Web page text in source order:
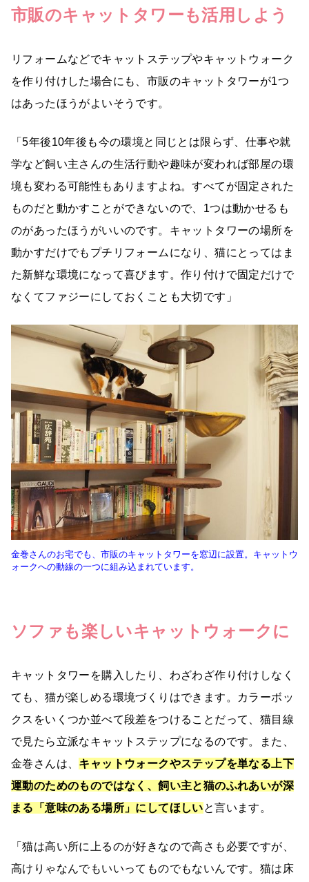
市販のキャットタワーも活用しよう
リフォームなどでキャットステップやキャットウォーク
を作り付けした場合にも、市販のキャットタワーが1つ
はあったほうがよいそうです。
「5年後10年後も今の環境と同じとは限らず、仕事や就
学など飼い主さんの生活行動や趣味が変われば部屋の環
境も変わる可能性もありますよね。すべてが固定された
ものだと動かすことができないので、1つは動かせるも
のがあったほうがいいのです。キャットタワーの場所を
動かすだけでもプチリフォームになり、猫にとってはま
た新鮮な環境になって喜びます。作り付けで固定だけで
なくてファジーにしておくことも大切です」
金巻さんのお宅でも、市販のキャットタワーを窓辺に設置。キャットウ
ォークへの動線の一つに組み込まれています。
ソファも楽しいキャットウォークに
キャットタワーを購入したり、わざわざ作り付けしなく
ても、猫が楽しめる環境づくりはできます。カラーボッ
クスをいくつか並べて段差をつけることだって、猫目線
で見たら立派なキャットステップになるのです。また、
金巻さんは、 キャットウォークやステップを単なる上下
運動のためのものではなく、飼い主と猫のふれあいが深
まる「意味のある場所」にしてほしいと言います。
「猫は高い所に上るのが好きなので高さも必要ですが、
高けりゃなんでもいいってものでもないんです。猫は床